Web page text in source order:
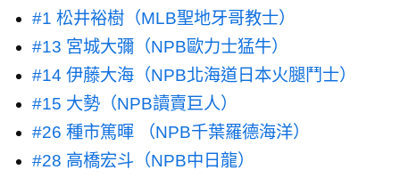
#1 松井裕樹（MLB聖地牙哥教士）
#13 宮城大彌（NPB歐力士猛牛）
#14 伊藤大海（NPB北海道日本火腿鬥士）
#15 大勢（NPB讀賣巨人）
#26 種市篤暉 （NPB千葉羅德海洋）
#28 高橋宏斗（NPB中日龍）